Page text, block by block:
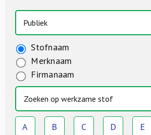
Stofnaam
Merknaam
Firmanaam
A B C D E